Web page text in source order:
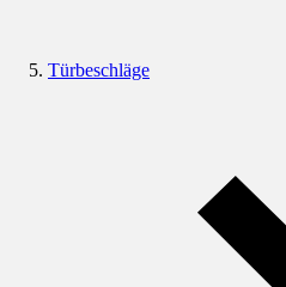
Türbeschläge